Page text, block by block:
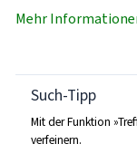
Mehr
Such-Tipp
Mit der Funktion
verfeinern.